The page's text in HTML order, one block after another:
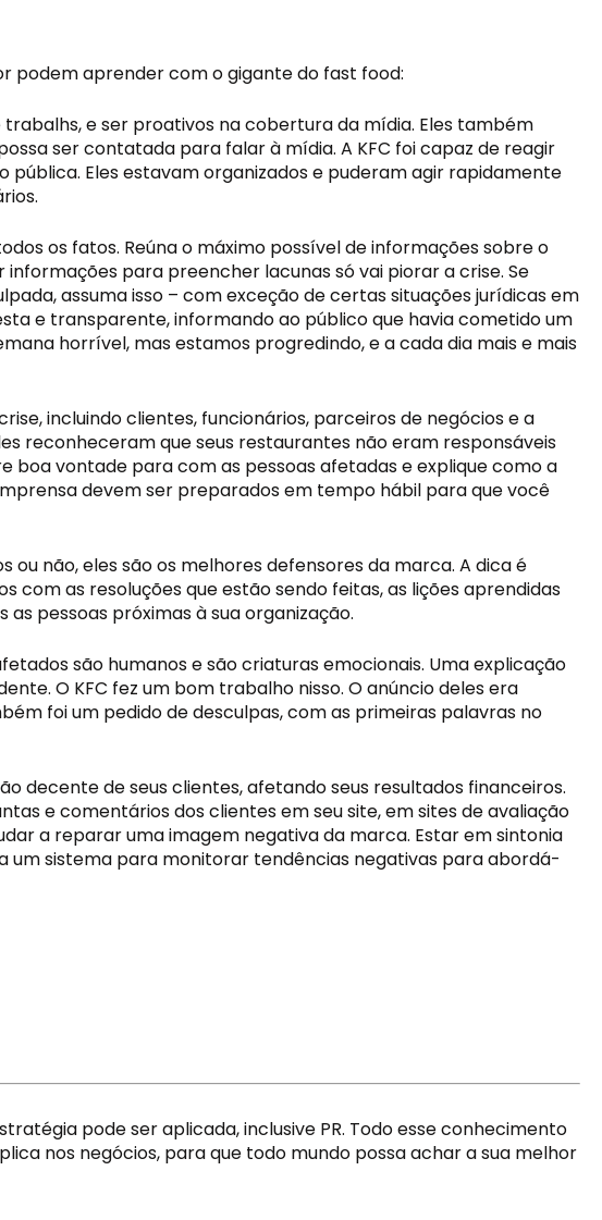
podem aprender com o gigante do fast food:
e ser proativos na cobertura da mídia. Eles também
ser contatada para falar à mídia. A KFC foi capaz de reagir
Eles estavam organizados e puderam agir rapidamente
os fatos. Reúna o máximo possível de informações sobre o
para preencher lacunas só vai piorar a crise. Se
assuma isso – com exceção de certas situações jurídicas em
e transparente, informando ao público que havia cometido um
horrível, mas estamos progredindo, e a cada dia mais e mais
incluindo clientes, funcionários, parceiros de negócios e a
reconheceram que seus restaurantes não eram responsáveis
vontade para com as pessoas afetadas e explique como a
devem ser preparados em tempo hábil para que você
ou não, eles são os melhores defensores da marca. A dica é
as resoluções que estão sendo feitas, as lições aprendidas
pessoas próximas à sua organização.
são humanos e são criaturas emocionais. Uma explicação
O KFC fez um bom trabalho nisso. O anúncio deles era
foi um pedido de desculpas, com as primeiras palavras no
decente de seus clientes, afetando seus resultados financeiros.
e comentários dos clientes em seu site, em sites de avaliação
a reparar uma imagem negativa da marca. Estar em sintonia
um sistema para monitorar tendências negativas para abordá-
pode ser aplicada, inclusive PR. Todo esse conhecimento
nos negócios, para que todo mundo possa achar a sua melhor